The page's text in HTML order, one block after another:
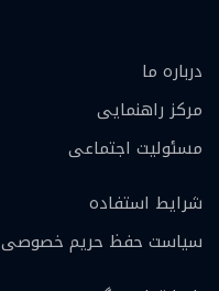
درباره ما
مرکز راهنمایی
مسئولیت اجتماعی
شرایط استفاده
سیاست حفظ حریم خصوصی